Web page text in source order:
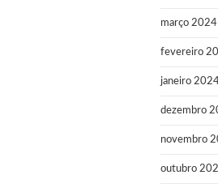
março 2024
fevereiro
janeiro
dezembro
novembro
outubro